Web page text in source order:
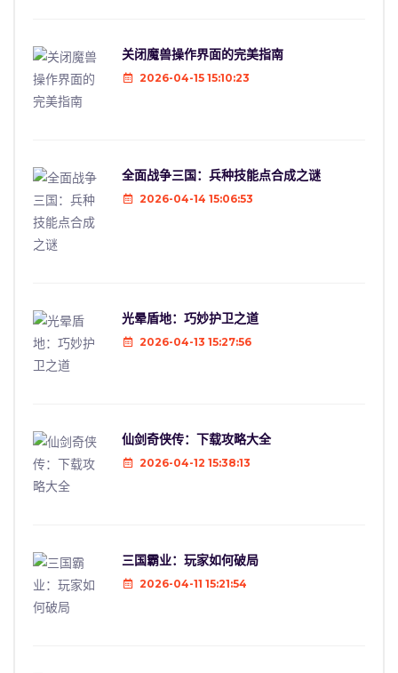
关闭魔兽操作界面的完美指南
2026-04-15 15:10:23
全面战争三国：兵种技能点合成之谜
2026-04-14 15:06:53
光晕盾地：巧妙护卫之道
2026-04-13 15:27:56
仙剑奇侠传：下载攻略大全
2026-04-12 15:38:13
三国霸业：玩家如何破局
2026-04-11 15:21:54